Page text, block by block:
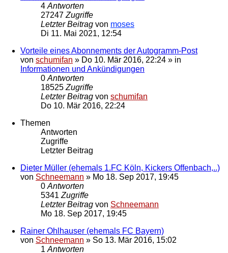
4Antworten
27247Zugriffe
Letzter Beitrag von moses
Di 11. Mai 2021, 12:54
Vorteile eines Abonnements der Autogramm-Post
von schumifan » Do 10. Mär 2016, 22:24 » in
Informationen und Ankündigungen
0Antworten
18525Zugriffe
Letzter Beitrag von schumifan
Do 10. Mär 2016, 22:24
Themen
Antworten
Zugriffe
Letzter Beitrag
Dieter Müller (ehemals 1.FC Köln, Kickers Offenbach,..)
von Schneemann » Mo 18. Sep 2017, 19:45
0Antworten
5341Zugriffe
Letzter Beitrag von Schneemann
Mo 18. Sep 2017, 19:45
Rainer Ohlhauser (ehemals FC Bayern)
von Schneemann » So 13. Mär 2016, 15:02
1Antworten